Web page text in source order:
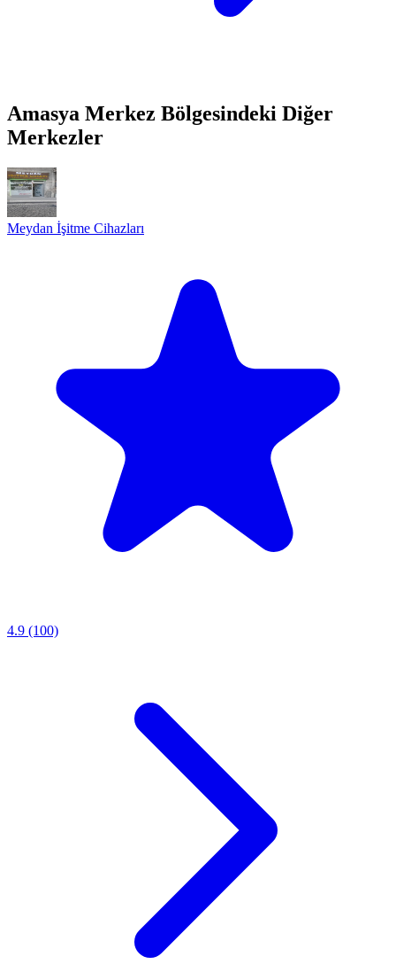
Amasya Merkez Bölgesindeki Diğer
Merkezler
Meydan İşitme Cihazları
4.9 (100)